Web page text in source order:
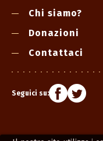
Chi siamo?
Donazioni
Contattaci
Seguici su: